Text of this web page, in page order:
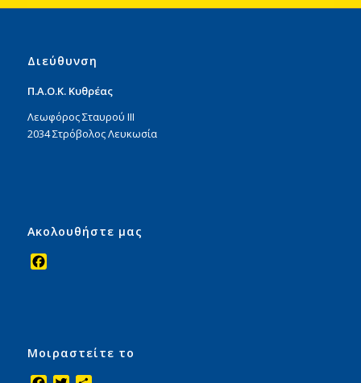
Διεύθυνση
Π.Α.Ο.Κ. Κυθρέας
Λεωφόρος Σταυρού ΙΙΙ
2034 Στρόβολος Λευκωσία
Ακολουθήστε μας
Μοιραστείτε το